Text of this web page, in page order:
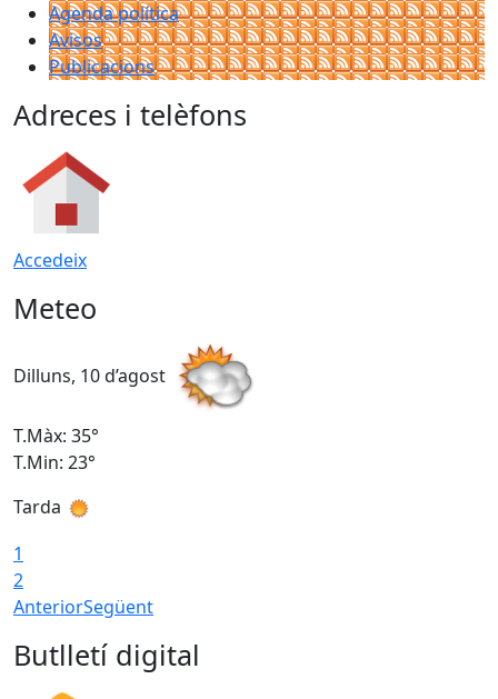
Agenda política
Avisos
Publicacions
Adreces i telèfons
Accedeix
Meteo
Dilluns, 10 d’agost
T.Màx: 35°
T.Min: 23°
Tarda
1
2
AnteriorSegüent
Butlletí digital